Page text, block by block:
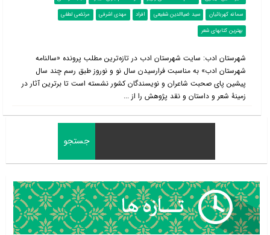
سمانه کهربائیان
سید ضیاالدین شفیعی افراد مهدی اشرفی
مرتضی لطفی
بهترین کتابهای شعر
شهرستان ادب: سایت شهرستان ادب در تازه‌ترین مطلب پرونده «سال‎نامه
شهرستان ادب» به مناسبت فرارسیدن سال نو و نوروز طبق رسم چند سال
پیشین پای صحبت شاعران و نویسندگان کشور نشسته است تا برترین آثار در
زمینۀ شعر و داستان و نقد پژوهش را از ...